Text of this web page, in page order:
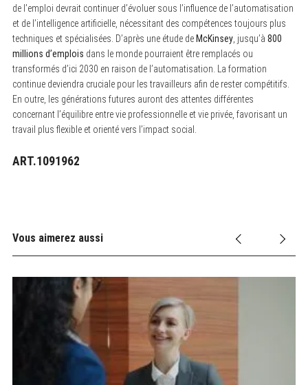
de l’emploi devrait continuer d’évoluer sous l’influence de l’automatisation
et de l’intelligence artificielle, nécessitant des compétences toujours plus
techniques et spécialisées. D’après une étude de McKinsey, jusqu’à 800
millions d’emplois dans le monde pourraient être remplacés ou
transformés d’ici 2030 en raison de l’automatisation. La formation
continue deviendra cruciale pour les travailleurs afin de rester compétitifs.
En outre, les générations futures auront des attentes différentes
concernant l’équilibre entre vie professionnelle et vie privée, favorisant un
travail plus flexible et orienté vers l’impact social.
ART.1091962
Vous aimerez aussi